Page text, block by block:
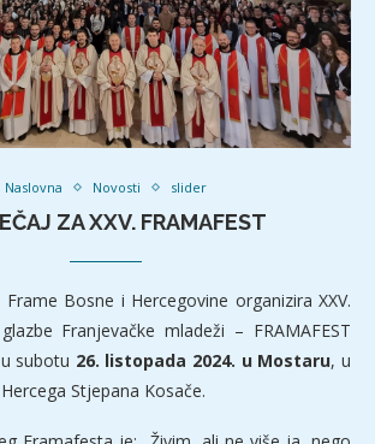
Naslovna Novosti slider
ZA XXV. FRAMAFEST
Bosne i Hercegovine organizira XXV.
Franjevačke mladeži – FRAMAFEST
subotu 26. listopada 2024. u Mostaru, u
Stjepana Kosače.